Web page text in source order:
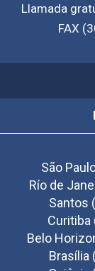
Llamada
FAX
São
Río de
Santos
Curitiba
Belo
Brasília